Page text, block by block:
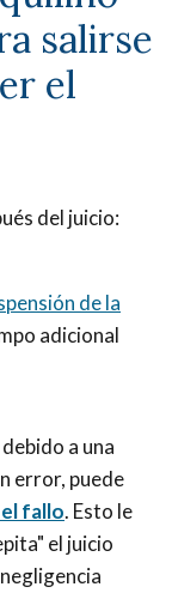
salirse
el
del juicio:
de la
adicional
a una
error, puede
fallo. Esto le
el juicio